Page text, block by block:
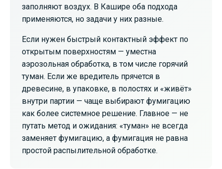
заполняют воздух. В Кашире оба подхода
применяются, но задачи у них разные.
Если нужен быстрый контактный эффект по
открытым поверхностям — уместна
аэрозольная обработка, в том числе горячий
туман. Если же вредитель прячется в
древесине, в упаковке, в полостях и «живёт»
внутри партии — чаще выбирают фумигацию
как более системное решение. Главное — не
путать метод и ожидания: «туман» не всегда
заменяет фумигацию, а фумигация не равна
простой распылительной обработке.